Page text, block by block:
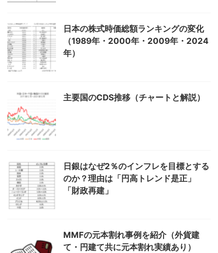
日本の株式時価総額ランキングの変化
（1989年・2000年・2009年・2024
年）
主要国のCDS推移（チャートと解説）
日銀はなぜ2％のインフレを目標とする
のか？理由は「円高トレンド是正」
「財政再建」
MMFの元本割れ事例を紹介（外貨建
て・円建て共に元本割れ実績あり）